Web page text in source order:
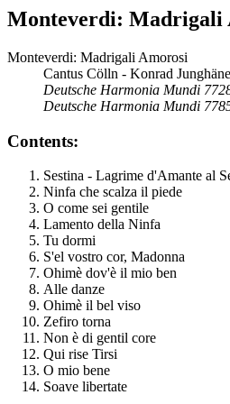
Monteverdi: Madrigali
Monteverdi: Madrigali Amorosi
Cantus Cölln - Konrad
Deutsche Harmonia Mundi
Deutsche Harmonia Mundi
Contents:
Sestina - Lagrime d'Amante al
Ninfa che scalza il piede
O come sei gentile
Lamento della Ninfa
Tu dormi
S'el vostro cor, Madonna
Ohimè dov'è il mio ben
Alle danze
Ohimè il bel viso
Zefiro torna
Non è di gentil core
Qui rise Tirsi
O mio bene
Soave libertate